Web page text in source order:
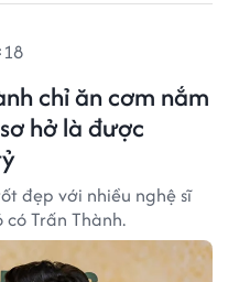
chỉ ăn cơm nắm
hở là được
đẹp với nhiều nghệ sĩ
Trấn Thành.